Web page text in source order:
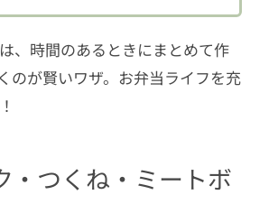
かずは解凍してから詰めて
、時間のあるときにまとめて作
のが賢いワザ。お弁当ライフを充
・つくね・ミートボ